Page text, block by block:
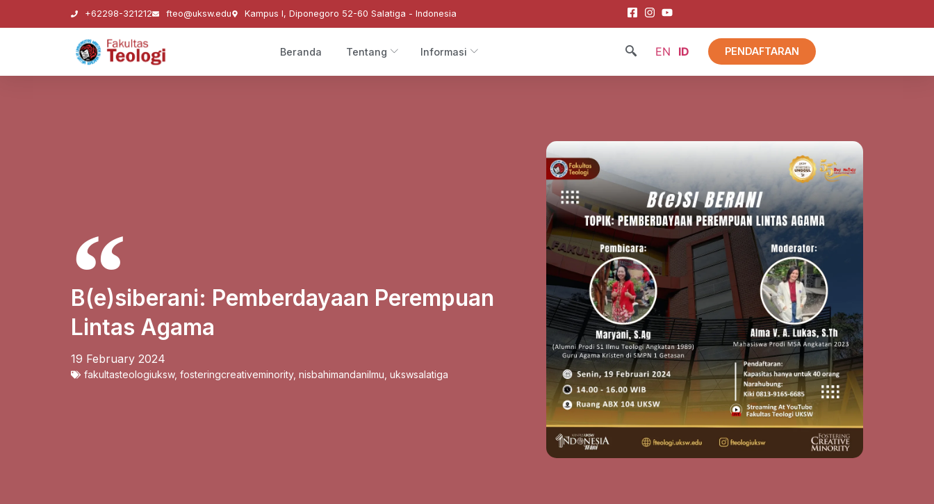
+62298-321212 fteo@uksw.edu Kampus I, Diponegoro 52-60 Salatiga - Indonesia
Beranda Tentang Informasi EN ID PENDAFTARAN
B(e)siberani: Pemberdayaan Perempuan
Lintas Agama
19 February 2024
fakultasteologiuksw, fosteringcreativeminority, nisbahimandanilmu ukswsalatiga